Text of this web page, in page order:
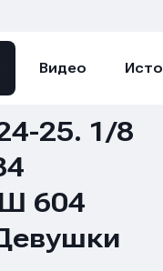
Видео
25. 1/8
604